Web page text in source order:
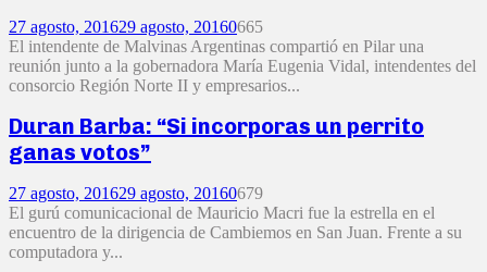
27 agosto, 201629 agosto, 20160665
El intendente de Malvinas Argentinas compartió en Pilar una
reunión junto a la gobernadora María Eugenia Vidal, intendentes del
consorcio Región Norte II y empresarios...
Duran Barba: “Si incorporas un perrito
ganas votos”
27 agosto, 201629 agosto, 20160679
El gurú comunicacional de Mauricio Macri fue la estrella en el
encuentro de la dirigencia de Cambiemos en San Juan. Frente a su
computadora y...